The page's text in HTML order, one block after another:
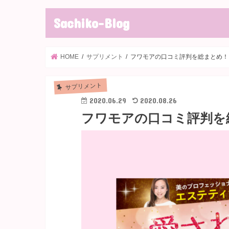
Sachiko-Blog
HOME サプリメント フワモアの口コミ評判を総まとめ
サプリメント
2020.06.29 2020.08.26
フワモアの口コミ評判